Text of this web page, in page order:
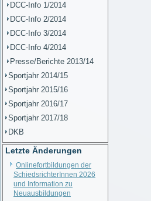
DCC-Info 1/2014
DCC-Info 2/2014
DCC-Info 3/2014
DCC-Info 4/2014
Presse/Berichte 2013/14
Sportjahr 2014/15
Sportjahr 2015/16
Sportjahr 2016/17
Sportjahr 2017/18
DKB
Letzte Änderungen
Onlinefortbildungen der
SchiedsrichterInnen 2026
und Information zu
Neuausbildungen